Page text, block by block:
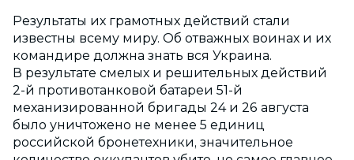
Результаты их грамотных действий стали
известны всему миру. Об отважных воинах и их
командире должна знать вся Украина.
В результате смелых и решительных действий
2-й противотанковой батареи 51-й
механизированной бригады 24 и 26 августа
было уничтожено не менее 5 единиц
российской бронетехники, значительное